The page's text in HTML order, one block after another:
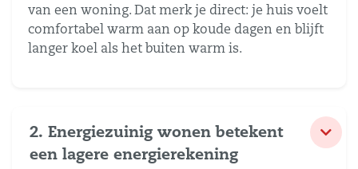
van een woning. Dat merk je direct: je huis voelt
comfortabel warm aan op koude dagen en blijft
langer koel als het buiten warm is.
2. Energiezuinig wonen betekent
een lagere energierekening